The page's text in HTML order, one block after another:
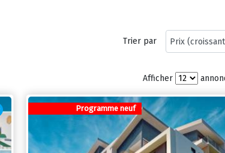
Trier par
Afficher
Programme neuf